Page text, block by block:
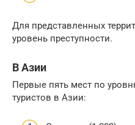
Для представленных
уровень преступности.
В Азии
Первые пять мест по
туристов в Азии: